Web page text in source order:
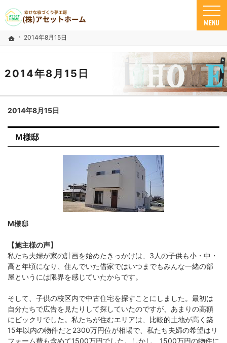
ホーム
2014年8月15日
2014年8月15日
米子市の注文住宅ならアセットホーム
幸せな家づくり夢工房 米子市で安心の一戸建て｜アセットホーム
2014年8月15日
Ｍ様邸
M様邸
【施主様の声】
私たち夫婦が家の計画を始めたきっかけは、3人の子供も小・中・
高と年頃になり、住んでいた借家ではいつまでもみんな一緒の部
屋というには限界を感じていたからです。
そして、子供の校区内で中古住宅を探すことにしました。最初は
自分たちで広告を見たりして探していたのですが、あまりの高額
にビックリでした。私たちが住むエリアは、比較的土地が高く築
15年以内の物件だと2300万円位が相場で、私たち夫婦の希望はリ
フォーム費も含めて1500万円でした。しかし、1500万円の物件に